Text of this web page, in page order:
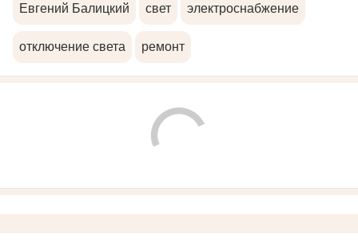
Евгений Балицкий свет электроснабжение
отключение света ремонт